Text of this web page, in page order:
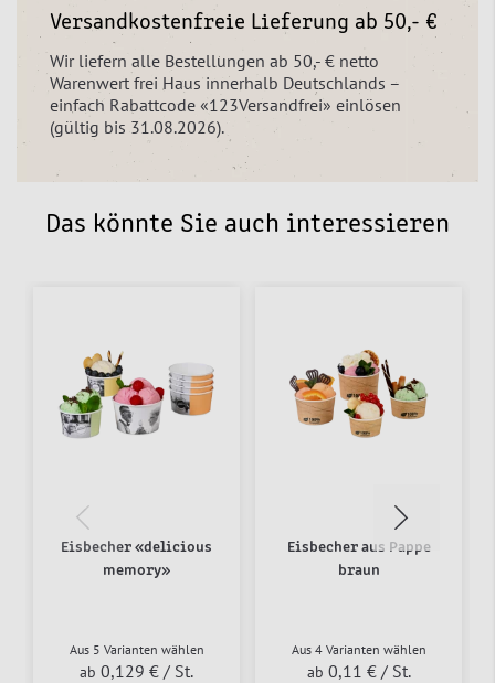
Versandkostenfreie Lieferung ab 50,- €
Wir liefern alle Bestellungen ab 50,- € netto
Warenwert frei Haus innerhalb Deutschlands –
einfach Rabattcode «123Versandfrei» einlösen
(gültig bis 31.08.2026).
Das könnte Sie auch interessieren
Eisbecher «delicious
memory»
Aus 5 Varianten wählen
ab 0,129 € / St.
Eisbecher aus Pappe
braun
Aus 4 Varianten wählen
ab 0,11 € / St.